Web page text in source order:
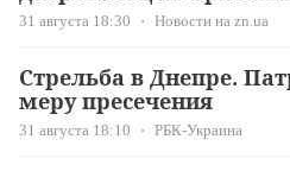
31 августа 18:30 Новости на zn.ua
Стрельба в Днепре.
меру пресечения
31 августа 18:10 РБК-Украина